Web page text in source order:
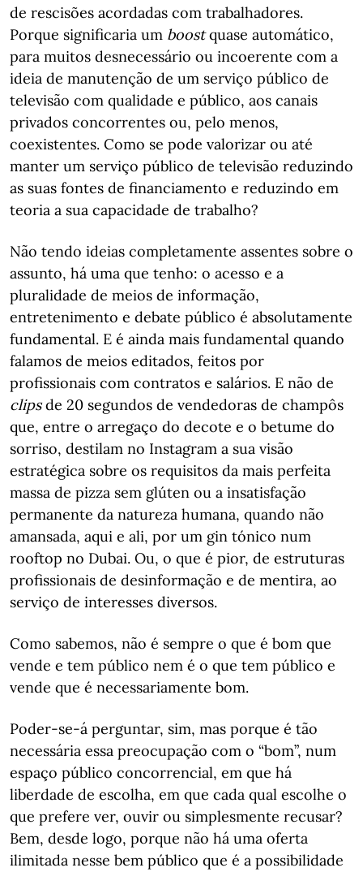
de rescisões acordadas com trabalhadores.
Porque significaria um boostquase automático,
para muitos desnecessário ou incoerente com a
ideia de manutenção de um serviço público de
televisão com qualidade e público, aos canais
privados concorrentes ou, pelo menos,
coexistentes. Como se pode valorizar ou até
manter um serviço público de televisão reduzindo
as suas fontes de financiamento e reduzindo em
teoria a sua capacidade de trabalho?
Não tendo ideias completamente assentes sobre o
assunto, há uma que tenho: o acesso e a
pluralidade de meios de informação,
entretenimento e debate público é absolutamente
fundamental. E é ainda mais fundamental quando
falamos de meios editados, feitos por
profissionais com contratos e salários. E não de
clipsde 20 segundos de vendedoras de champôs
que, entre o arregaço do decote e o betume do
sorriso, destilam no Instagram a sua visão
estratégica sobre os requisitos da mais perfeita
massa de pizza sem glúten ou a insatisfação
permanente da natureza humana, quando não
amansada, aqui e ali, por um gin tónico num
rooftop no Dubai. Ou, o que é pior, de estruturas
profissionais de desinformação e de mentira, ao
serviço de interesses diversos.
Como sabemos, não é sempre o que é bom que
vende e tem público nem é o que tem público e
vende que é necessariamente bom.
Poder-se-á perguntar, sim, mas porque é tão
necessária essa preocupação com o “bom”, num
espaço público concorrencial, em que há
liberdade de escolha, em que cada qual escolhe o
que prefere ver, ouvir ou simplesmente recusar?
Bem, desde logo, porque não há uma oferta
ilimitada nesse bem público que é a possibilidade